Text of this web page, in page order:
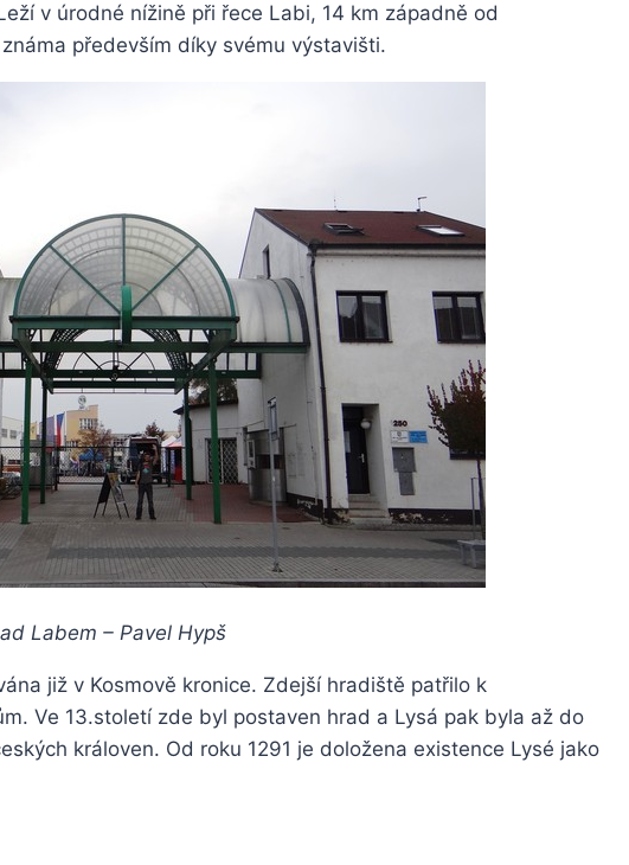
v úrodné nížině při řece Labi, 14 km západně od
především díky svému výstavišti.
Labem – Pavel Hypš
již v Kosmově kronice. Zdejší hradiště patřilo k
Ve 13.století zde byl postaven hrad a Lysá pak byla až do
královen. Od roku 1291 je doložena existence Lysé jako